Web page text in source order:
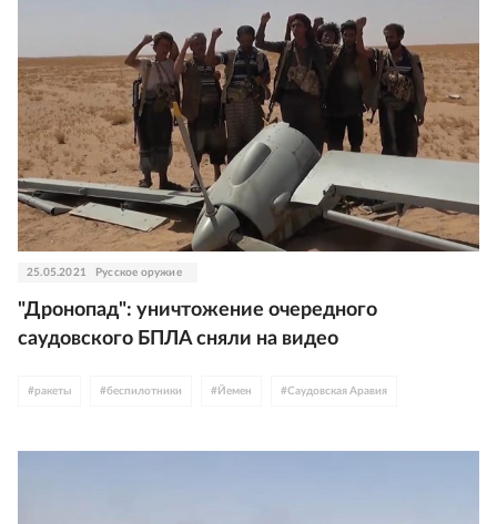
25.05.2021 Русское оружие
"Дронопад": уничтожение очередного
саудовского БПЛА сняли на видео
#ракеты #беспилотники # Йемен #Саудовская Аравия